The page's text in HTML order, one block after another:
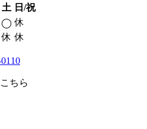
土 日/祝
◯ 休
休 休
ちら